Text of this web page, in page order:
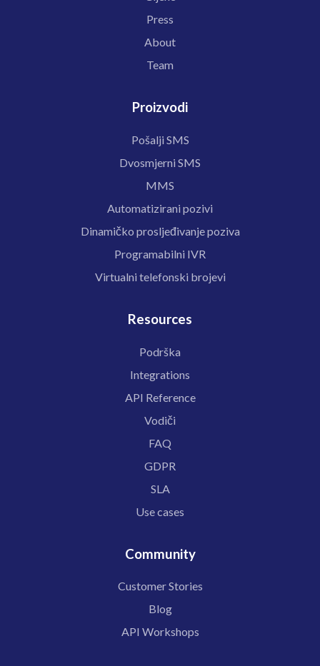
Press
About
Team
Proizvodi
Pošalji SMS
Dvosmjerni SMS
MMS
Automatizirani pozivi
Dinamičko prosljeđivanje poziva
Programabilni IVR
Virtualni telefonski brojevi
Resources
Podrška
Integrations
API Reference
Vodiči
FAQ
GDPR
SLA
Use cases
Community
Customer Stories
Blog
API Workshops